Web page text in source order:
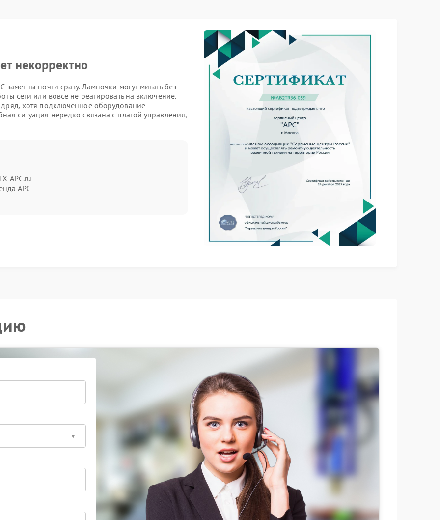
некорректно
почти сразу. Лампочки могут мигать без
сети или вовсе не реагировать на включение.
хотя подключенное оборудование
ситуация нередко связана с платой управления,
появляется после скачков напряжения или
стоит обратиться в сервис APC. Мастера
поврежденные детали и устраняют
индикация полностью теряет стабильность
управления. В сервисный центр APC обращаются и
дисплея либо самопроизвольном
ИБП снова работает без нареканий.
APC.ru
APC